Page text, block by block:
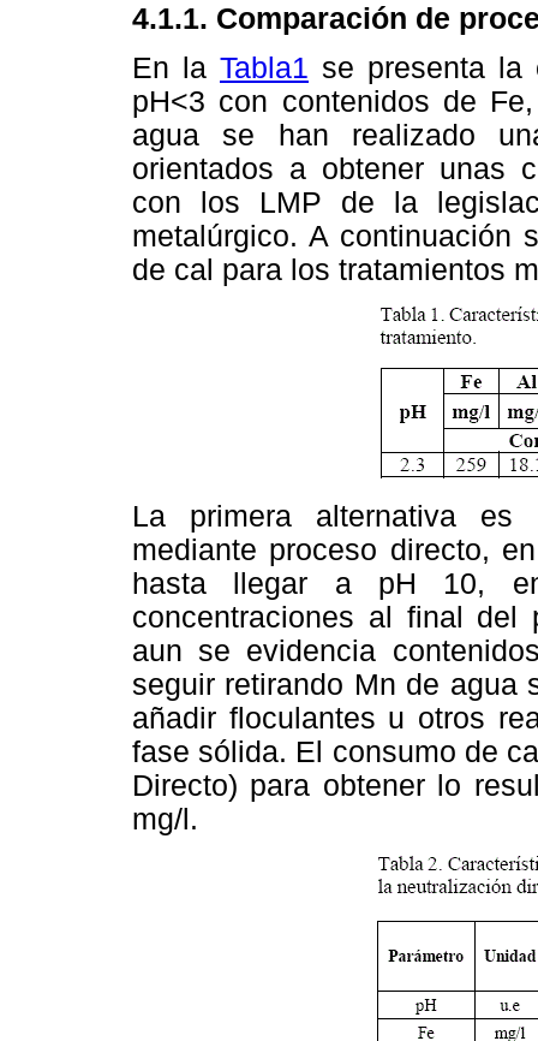
4.1.1. Comparación de
En la Tabla1 se presenta la
pH<3 con contenidos de
agua se han realizado
orientados a obtener unas
con los LMP de la
metalúrgico. A continuación
de cal para los tratamientos
La primera alternativa es
mediante proceso directo,
hasta llegar a pH 10,
concentraciones al final del
aun se evidencia
seguir retirando Mn de agua
añadir floculantes u otros
fase sólida. El consumo de
Directo) para obtener lo
mg/l.